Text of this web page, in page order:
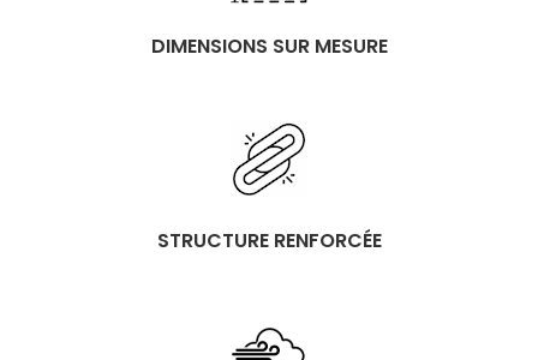
DIMENSIONS SUR MESURE
STRUCTURE RENFORCÉE